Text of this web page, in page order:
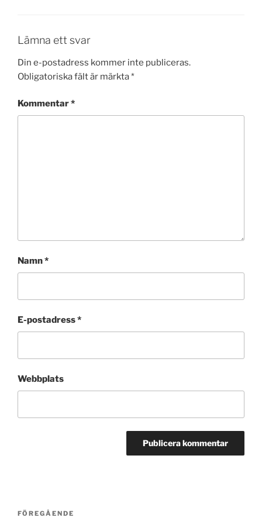
Lämna ett svar
Din e-postadress kommer inte publiceras.
Obligatoriska fält är märkta*
Kommentar*
Namn*
E-postadress*
Webbplats
Inläggsnavigering
Föregående
FÖREGÅENDE